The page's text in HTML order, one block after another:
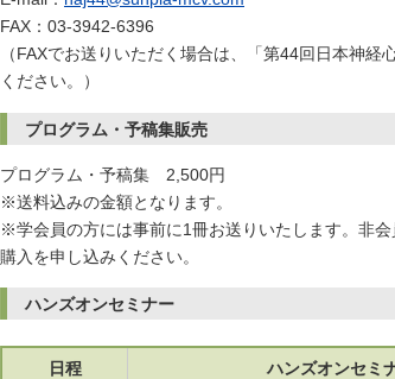
FAX：03-3942-6396
（FAXでお送りいただく場合は、「第44回日本神
ください。）
プログラム・予稿集販売
プログラム・予稿集 2,500円
※送料込みの金額となります。
※学会員の方には事前に1冊お送りいたします。非
購入を申し込みください。
ハンズオンセミナー
日程 ハンズオンセミ